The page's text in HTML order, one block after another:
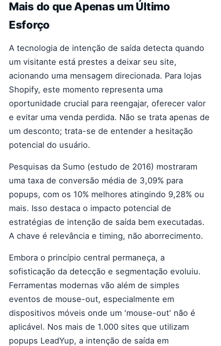
Mais do que Apenas um Último
Esforço
A tecnologia de intenção de saída detecta quando
um visitante está prestes a deixar seu site,
acionando uma mensagem direcionada. Para lojas
Shopify, este momento representa uma
oportunidade crucial para reengajar, oferecer valor
e evitar uma venda perdida. Não se trata apenas de
um desconto; trata-se de entender a hesitação
potencial do usuário.
Pesquisas da Sumo (estudo de 2016) mostraram
uma taxa de conversão média de 3,09% para
popups, com os 10% melhores atingindo 9,28% ou
mais. Isso destaca o impacto potencial de
estratégias de intenção de saída bem executadas.
A chave é relevância e timing, não aborrecimento.
Embora o princípio central permaneça, a
sofisticação da detecção e segmentação evoluiu.
Ferramentas modernas vão além de simples
eventos de mouse-out, especialmente em
dispositivos móveis onde um 'mouse-out' não é
aplicável. Nos mais de 1.000 sites que utilizam
popups LeadYup, a intenção de saída em